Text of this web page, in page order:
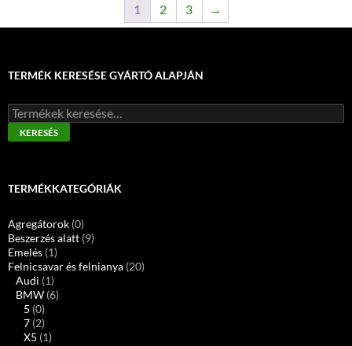
1 2 3 →
TERMÉK KERESÉSE GYÁRTÓ ALAPJÁN
Keresés
a
következőre:
KERESÉS
TERMÉKKATEGÓRIÁK
Agregátorok (0)
Beszerzés alatt (9)
Emelés (1)
Felnicsavar és felnianya (20)
Audi (1)
BMW (6)
5 (0)
7 (2)
X5 (1)